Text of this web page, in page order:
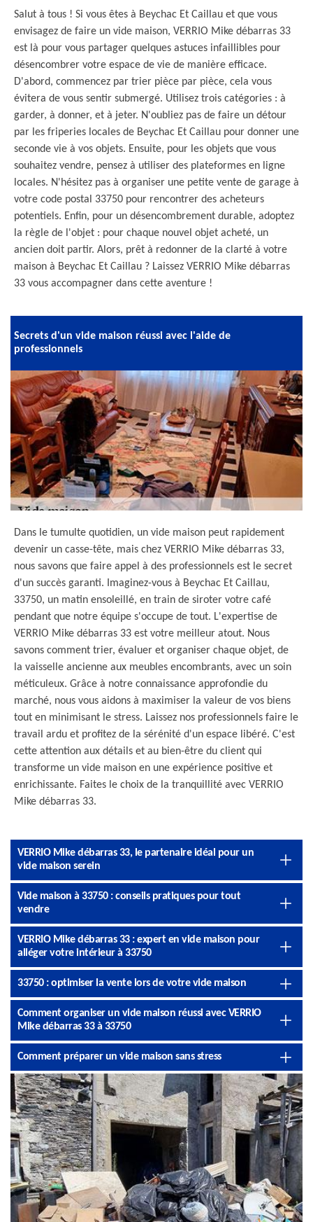
Salut à tous ! Si vous êtes à Beychac Et Caillau et que vous
envisagez de faire un vide maison, VERRIO Mike débarras 33
est là pour vous partager quelques astuces infaillibles pour
désencombrer votre espace de vie de manière efficace.
D'abord, commencez par trier pièce par pièce, cela vous
évitera de vous sentir submergé. Utilisez trois catégories : à
garder, à donner, et à jeter. N'oubliez pas de faire un détour
par les friperies locales de Beychac Et Caillau pour donner une
seconde vie à vos objets. Ensuite, pour les objets que vous
souhaitez vendre, pensez à utiliser des plateformes en ligne
locales. N'hésitez pas à organiser une petite vente de garage à
votre code postal 33750 pour rencontrer des acheteurs
potentiels. Enfin, pour un désencombrement durable, adoptez
la règle de l'objet : pour chaque nouvel objet acheté, un
ancien doit partir. Alors, prêt à redonner de la clarté à votre
maison à Beychac Et Caillau ? Laissez VERRIO Mike débarras
33 vous accompagner dans cette aventure !
Secrets d'un vide maison réussi avec l'aide de
professionnels
Dans le tumulte quotidien, un vide maison peut rapidement
devenir un casse-tête, mais chez VERRIO Mike débarras 33,
nous savons que faire appel à des professionnels est le secret
d'un succès garanti. Imaginez-vous à Beychac Et Caillau,
33750, un matin ensoleillé, en train de siroter votre café
pendant que notre équipe s'occupe de tout. L'expertise de
VERRIO Mike débarras 33 est votre meilleur atout. Nous
savons comment trier, évaluer et organiser chaque objet, de
la vaisselle ancienne aux meubles encombrants, avec un soin
méticuleux. Grâce à notre connaissance approfondie du
marché, nous vous aidons à maximiser la valeur de vos biens
tout en minimisant le stress. Laissez nos professionnels faire le
travail ardu et profitez de la sérénité d'un espace libéré. C'est
cette attention aux détails et au bien-être du client qui
transforme un vide maison en une expérience positive et
enrichissante. Faites le choix de la tranquillité avec VERRIO
Mike débarras 33.
VERRIO Mike débarras 33, le partenaire idéal pour un
vide maison serein
Vide maison à 33750 : conseils pratiques pour tout
vendre
VERRIO Mike débarras 33 : expert en vide maison pour
alléger votre intérieur à 33750
33750 : optimiser la vente lors de votre vide maison
Comment organiser un vide maison réussi avec VERRIO
Mike débarras 33 à 33750
Comment préparer un vide maison sans stress